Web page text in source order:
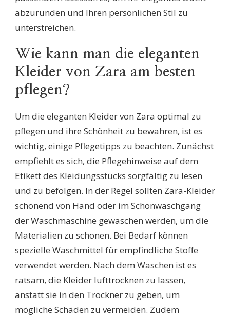
abzurunden und Ihren persönlichen Stil zu
unterstreichen.
Wie kann man die eleganten
Kleider von Zara am besten
pflegen?
Um die eleganten Kleider von Zara optimal zu
pflegen und ihre Schönheit zu bewahren, ist es
wichtig, einige Pflegetipps zu beachten. Zunächst
empfiehlt es sich, die Pflegehinweise auf dem
Etikett des Kleidungsstücks sorgfältig zu lesen
und zu befolgen. In der Regel sollten Zara-Kleider
schonend von Hand oder im Schonwaschgang
der Waschmaschine gewaschen werden, um die
Materialien zu schonen. Bei Bedarf können
spezielle Waschmittel für empfindliche Stoffe
verwendet werden. Nach dem Waschen ist es
ratsam, die Kleider lufttrocknen zu lassen,
anstatt sie in den Trockner zu geben, um
mögliche Schäden zu vermeiden. Zudem